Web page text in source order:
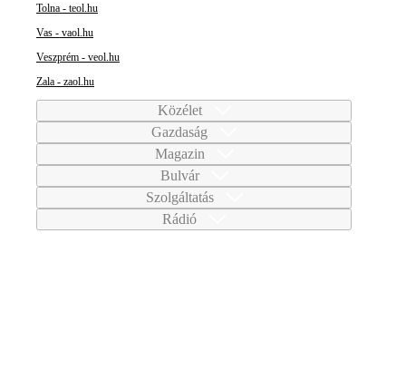
Tolna - teol.hu
Vas - vaol.hu
Veszprém - veol.hu
Zala - zaol.hu
Közélet
Gazdaság
Magazin
Bulvár
Szolgáltatás
Rádió